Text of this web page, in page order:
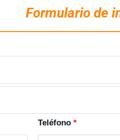
Formulario de
Teléfono *